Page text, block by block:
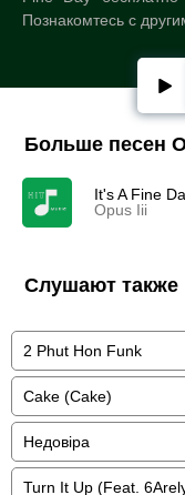
Познакомтесь с
Больше песен
It's A Fine
Opus Iii
Слушают также
2 Phut Hon Funk
Cake (Cake)
Недовіра
Turn It Up (Feat.